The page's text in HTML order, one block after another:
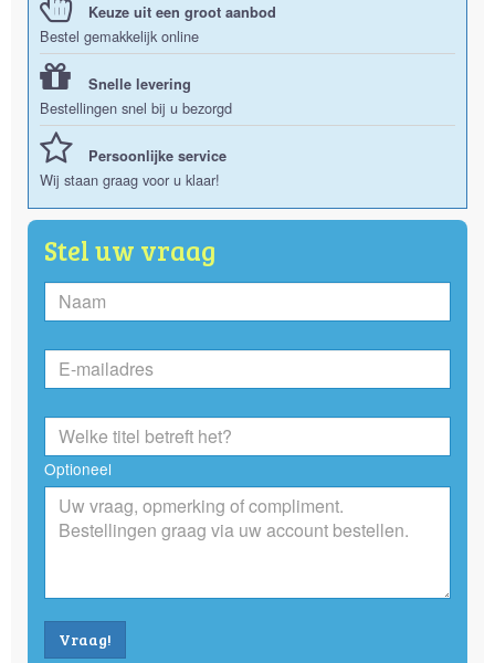
Keuze uit een groot aanbod
Bestel gemakkelijk online
Snelle levering
Bestellingen snel bij u bezorgd
Persoonlijke service
Wij staan graag voor u klaar!
Stel uw vraag
Optioneel
Vraag!